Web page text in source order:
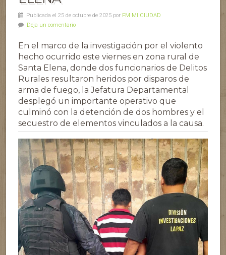
Publicada el 25 de octubre de 2025 por FM MI CIUDAD
Deja un comentario
En el marco de la investigación por el violento
hecho ocurrido este viernes en zona rural de
Santa Elena, donde dos funcionarios de Delitos
Rurales resultaron heridos por disparos de
arma de fuego, la Jefatura Departamental
desplegó un importante operativo que
culminó con la detención de dos hombres y el
secuestro de elementos vinculados a la causa.